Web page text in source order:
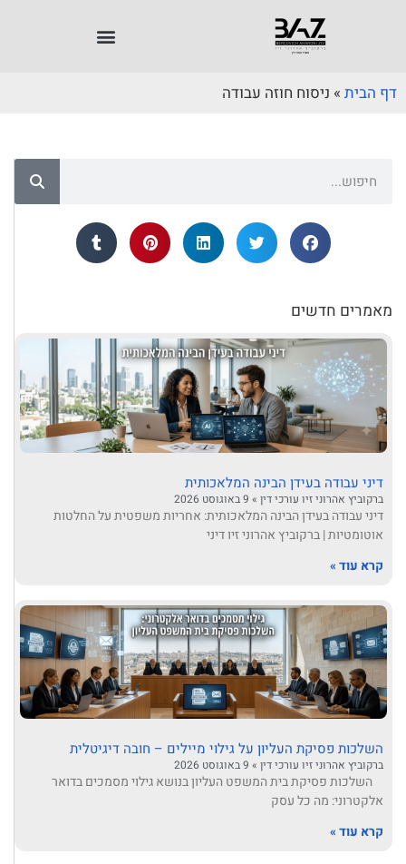
דף הבית » ניסוח חוזה עבודה
מאמרים חדשים
דיני עבודה בעידן הבינה המלאכותית
ברקוביץ אהרוני זיו עורכי דין
דיני עבודה בעידן הבינה המלאכותית: אחריות משפטית על החלטות
אוטומטיות | ברקוביץ אהרוני זיו דיני
קרא עוד »
השלכות פסיקת העליון על גילוי מיילים – חובה דיגיטלית
ברקוביץ אהרוני זיו עורכי דין
השלכות פסיקת בית המשפט העליון בנושא גילוי מסמכים בדואר
אלקטרוני: מה כל עסק
קרא עוד »